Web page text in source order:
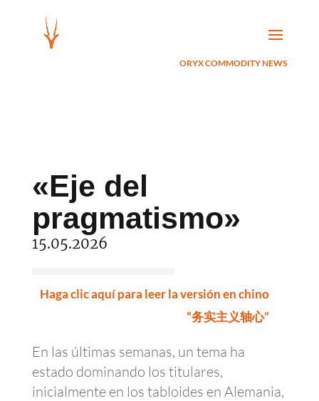
ORYX COMMODITY NEWS
«Eje del
pragmatismo»
15.05.2026
Haga clic aquí para leer la versión en chino
“务实主义轴心”
En las últimas semanas, un tema ha
estado dominando los titulares,
inicialmente en los tabloides en Alemania,